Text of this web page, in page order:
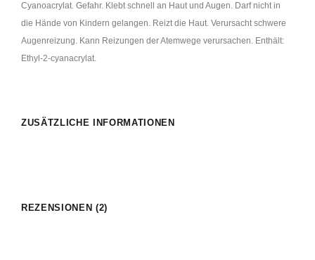
Cyanoacrylat. Gefahr. Klebt schnell an Haut und Augen. Darf nicht in
die Hände von Kindern gelangen. Reizt die Haut. Verursacht schwere
Augenreizung. Kann Reizungen der Atemwege verursachen. Enthält:
Ethyl-2-cyanacrylat.
ZUSÄTZLICHE INFORMATIONEN
REZENSIONEN (2)